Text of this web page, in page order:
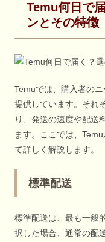
Temu何日で
ンとその特徴
Temuでは、購入者の
提供しています。それ
り、発送の速度や配送
ます。ここでは、
て詳しく解説します。
標準配送
標準配送は、最も一般
択した場合、通常の配